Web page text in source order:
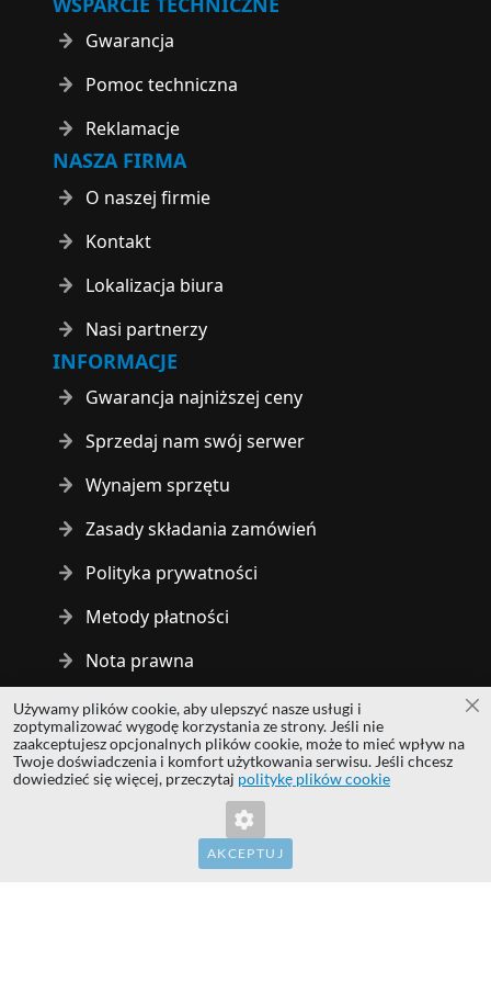
Gwarancja
Pomoc techniczna
Reklamacje
NASZA FIRMA
O naszej firmie
Kontakt
Lokalizacja biura
Nasi partnerzy
INFORMACJE
Gwarancja najniższej ceny
Sprzedaj nam swój serwer
Wynajem sprzętu
Zasady składania zamówień
Polityka prywatności
Metody płatności
Nota prawna
Copyright © 2014 - 2026 MS Development | All rights reserved
| All logos and trademarks are properties of their respective
owners.
Używamy plików cookie, aby ulepszyć nasze usługi i
zoptymalizować wygodę korzystania ze strony. Jeśli nie
zaakceptujesz opcjonalnych plików cookie, może to mieć wpływ na
Twoje doświadczenia i komfort użytkowania serwisu. Jeśli chcesz
dowiedzieć się więcej, przeczytaj politykę plików cookie
AKCEPTUJ